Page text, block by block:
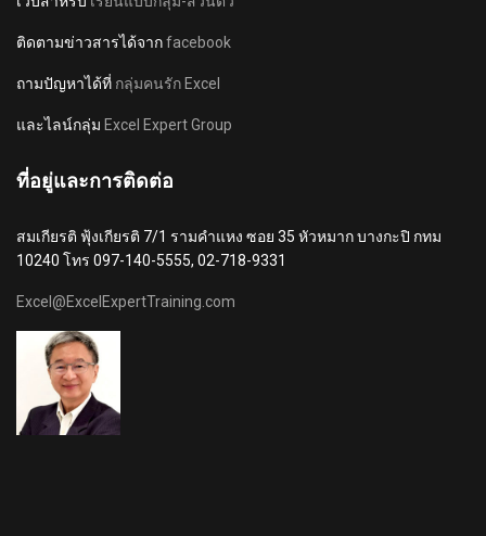
ติดตามข่าวสารได้จากfacebook
ถามปัญหาได้ที่ กลุ่มคนรัก Excel
และไลน์กลุ่ม Excel Expert Group
ที่อยู่และการติดต่อ
สมเกียรติ ฟุ้งเกียรติ 7/1 รามคำแหง ซอย 35 หัวหมาก บางกะปิ กทม
10240 โทร 097-140-5555, 02-718-9331
Excel@ExcelExpertTraining.com